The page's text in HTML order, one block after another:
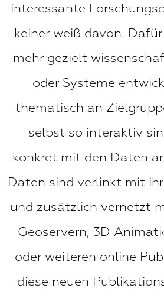
interessante
keiner weiß davon.
mehr gezielt
oder Systeme
thematisch an
selbst so interaktiv
konkret mit den Daten
Daten sind verlinkt mit
und zusätzlich vernetzt
Geoservern, 3D
oder weiteren online
diese neuen